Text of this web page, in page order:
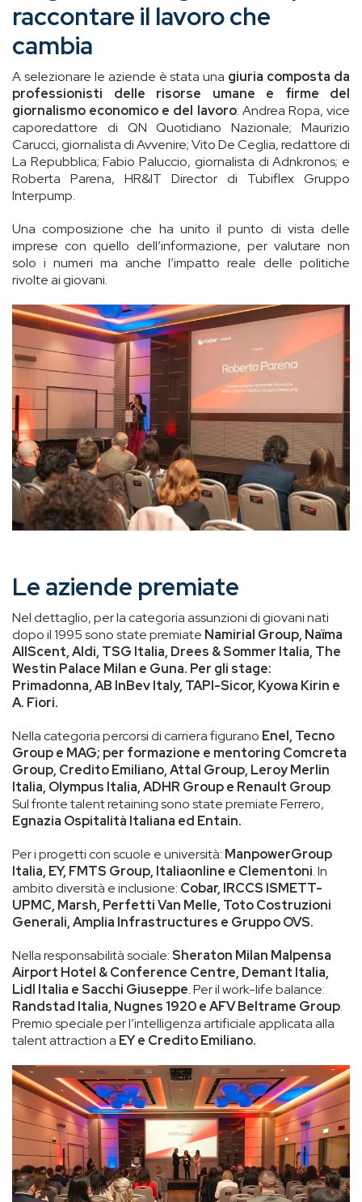
raccontare il lavoro che
cambia
A selezionare le aziende è stata una giuria composta da
professionisti delle risorse umane e firme del
giornalismo economico e del lavoro: Andrea Ropa, vice
caporedattore di QN Quotidiano Nazionale; Maurizio
Carucci, giornalista di Avvenire; Vito De Ceglia, redattore di
La Repubblica; Fabio Paluccio, giornalista di Adnkronos; e
Roberta Parena, HR&IT Director di Tubiflex Gruppo
Interpump.
Una composizione che ha unito il punto di vista delle
imprese con quello dell’informazione, per valutare non
solo i numeri ma anche l’impatto reale delle politiche
rivolte ai giovani.
Le aziende premiate
Nel dettaglio, per la categoria assunzioni di giovani nati
dopo il 1995 sono state premiate Namirial Group, Naïma
AllScent, Aldi, TSG Italia, Drees & Sommer Italia, The
Westin Palace Milan e Guna. Per gli stage:
Primadonna, AB InBev Italy, TAPI-Sicor, Kyowa Kirin e
A. Fiori.
Nella categoria percorsi di carriera figurano Enel, Tecno
Group e MAG; per formazione e mentoring Comcreta
Group, Credito Emiliano, Attal Group, Leroy Merlin
Italia, Olympus Italia, ADHR Group e Renault Group.
Sul fronte talent retaining sono state premiate Ferrero,
Egnazia Ospitalità Italiana ed Entain.
Per i progetti con scuole e università: ManpowerGroup
Italia, EY, FMTS Group, Italiaonline e Clementoni. In
ambito diversità e inclusione: Cobar, IRCCS ISMETT-
UPMC, Marsh, Perfetti Van Melle, Toto Costruzioni
Generali, Amplia Infrastructures e Gruppo OVS.
Nella responsabilità sociale:Sheraton Milan Malpensa
Airport Hotel & Conference Centre, Demant Italia,
Lidl Italia e Sacchi Giuseppe. Per il work-life balance:
Randstad Italia, Nugnes 1920 e AFV Beltrame Group.
Premio speciale per l’intelligenza artificiale applicata alla
talent attraction a EY e Credito Emiliano.